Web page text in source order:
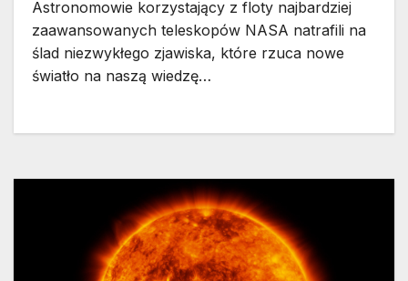
Astronomowie korzystający z floty najbardziej
zaawansowanych teleskopów NASA natrafili na
ślad niezwykłego zjawiska, które rzuca nowe
światło na naszą wiedzę…